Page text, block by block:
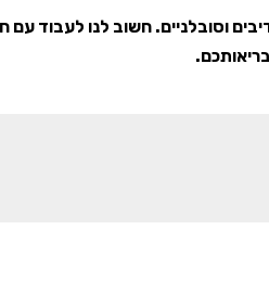
וסובלניים. חשוב לנו לעבוד עם